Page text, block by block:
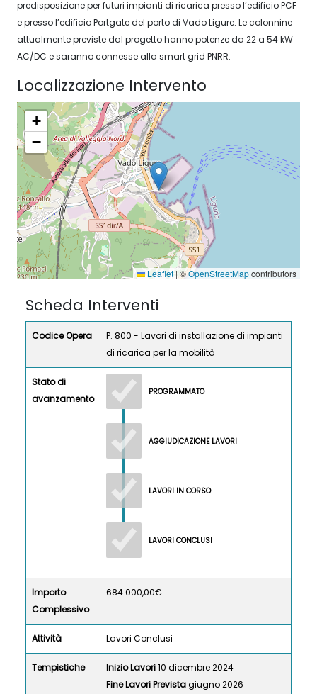
predisposizione per futuri impianti di ricarica presso l’edificio PCF
e presso l’edificio Portgate del porto di Vado Ligure. Le colonnine
attualmente previste dal progetto hanno potenze da 22 a 54 kW
AC/DC e saranno connesse alla smart grid PNRR.
Localizzazione Intervento
+
−
Leaflet|©OpenStreetMapcontributors
Scheda Interventi
Codice Opera
P. 800 - Lavori di installazione di impianti
di ricarica per la mobilità
Stato di
avanzamento
PROGRAMMATO
AGGIUDICAZIONE LAVORI
LAVORI IN CORSO
LAVORI CONCLUSI
Importo
Complessivo
684.000,00€
Attività Lavori Conclusi
Tempistiche Inizio Lavori10 dicembre 2024
Fine Lavori Previstagiugno 2026